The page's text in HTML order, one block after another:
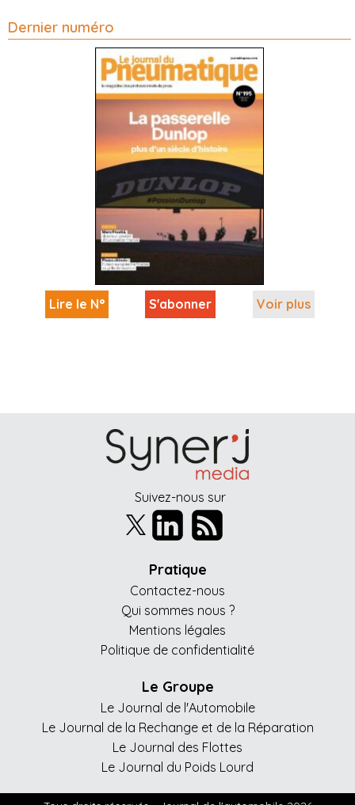
Dernier numéro
Lire le N° S'abonner Voir plus
Suivez-nous sur
Pratique
Contactez-nous
Qui sommes nous ?
Mentions légales
Politique de confidentialité
Le Groupe
Le Journal de l'Automobile
Le Journal de la Rechange et de la Réparation
Le Journal des Flottes
Le Journal du Poids Lourd